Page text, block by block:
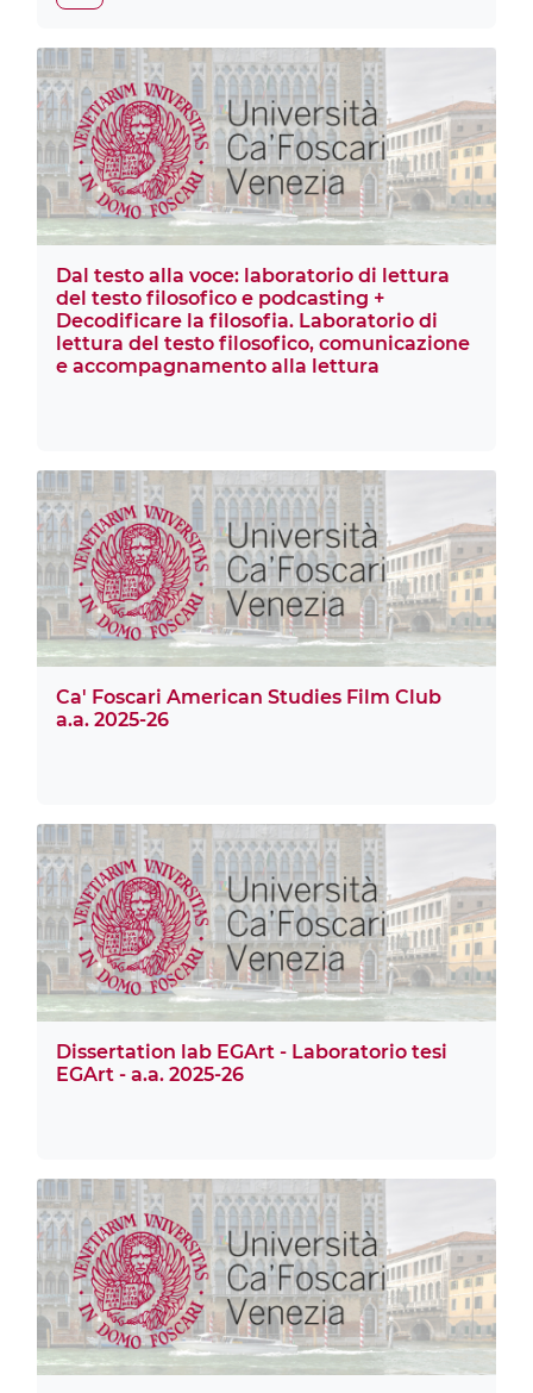
Dal testo alla voce: laboratorio di lettura
del testo filosofico e podcasting +
Decodificare la filosofia. Laboratorio di
lettura del testo filosofico, comunicazione
e accompagnamento alla lettura
Ca' Foscari American Studies Film Club
a.a. 2025-26
Dissertation lab EGArt - Laboratorio tesi
EGArt - a.a. 2025-26